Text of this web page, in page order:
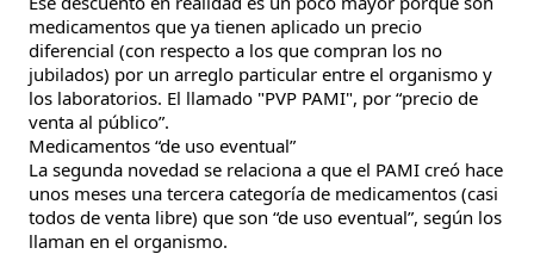
medicamentos que ya tienen aplicado un precio
diferencial (con respecto a los que compran los no
jubilados) por un arreglo particular entre el organismo y
los laboratorios. El llamado "PVP PAMI", por “precio de
venta al público”.
Medicamentos “de uso eventual”
La segunda novedad se relaciona a que el PAMI creó hace
unos meses una tercera categoría de medicamentos (casi
todos de venta libre) que son “de uso eventual”, según los
llaman en el organismo.